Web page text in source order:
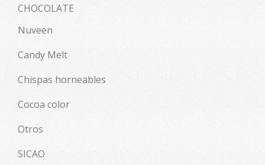
CHOCOLATE
Nuveen
Candy Melt
Chispas horneables
Cocoa color
Otros
SICAO